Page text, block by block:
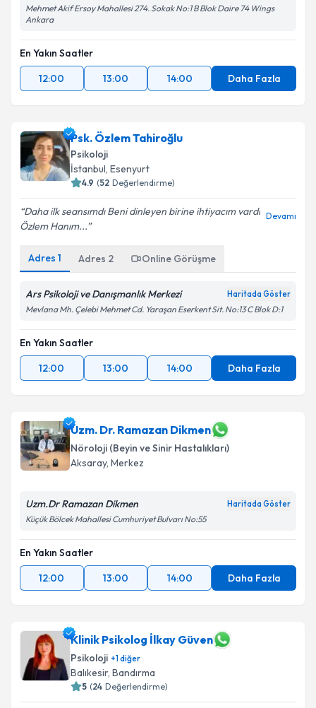
Mehmet Akif Ersoy Mahallesi 274. Sokak No:1 B Blok Daire 74 Wings
Ankara
En Yakın Saatler
12:00
13:00 14:00 Daha Fazla
Psk. Özlem Tahiroğlu
Psikoloji
İstanbul, Esenyurt
4.9 (52 Değerlendirme)
Daha ilk seansımdı Beni dinleyen birine ihtiyacım vardı
Özlem Hanım...
Devamı
Adres 1 Adres 2 Online Görüşme
Ars Psikoloji ve Danışmanlık Merkezi Haritada Göster
Mevlana Mh. Çelebi Mehmet Cd. Yaraşan Eserkent Sit. No:13 C Blok D:1
En Yakın Saatler
12:00
13:00 14:00 Daha Fazla
Uzm. Dr. Ramazan Dikmen
Nöroloji (Beyin ve Sinir Hastalıkları)
Aksaray, Merkez
Uzm.Dr Ramazan Dikmen Haritada Göster
Küçük Bölcek Mahallesi Cumhuriyet Bulvarı No:55
En Yakın Saatler
12:00
13:00 14:00 Daha Fazla
Klinik Psikolog İlkay Güven
Psikoloji +1diğer
Balıkesir, Bandırma
5 (24 Değerlendirme)